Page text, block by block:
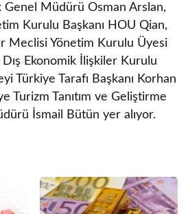
Genel Müdürü Osman Arslan,
Kurulu Başkanı HOU Qian,
Meclisi Yönetim Kurulu Üyesi
Ekonomik İlişkiler Kurulu
Türkiye Tarafı Başkanı Korhan
Turizm Tanıtım ve Geliştirme
İsmail Bütün yer alıyor.